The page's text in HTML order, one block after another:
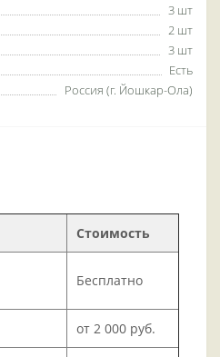
3 шт
2 шт
3 шт
Есть
Россия (г. Йошкар-Ола)
Стоимость
Бесплатно
от 2 000 руб.